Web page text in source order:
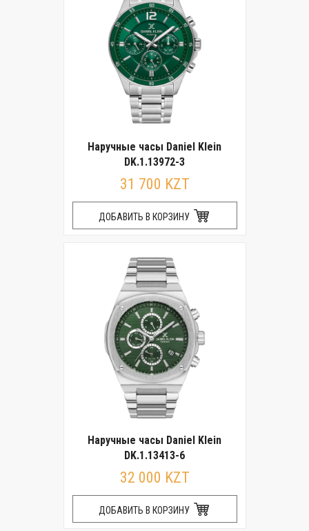
Наручные часы Daniel Klein
DK.1.13972-3
31 700 KZT
ДОБАВИТЬ В КОРЗИНУ
Наручные часы Daniel Klein
DK.1.13413-6
32 000 KZT
ДОБАВИТЬ В КОРЗИНУ